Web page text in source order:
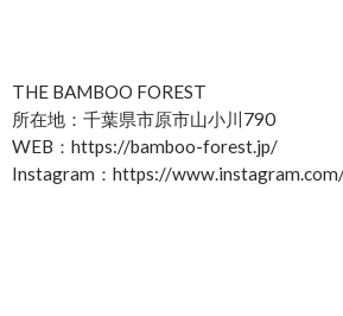
THE BAMBOO FOREST
所在地：千葉県市原市山小川790
WEB：https://bamboo-forest.jp/
Instagram：https://